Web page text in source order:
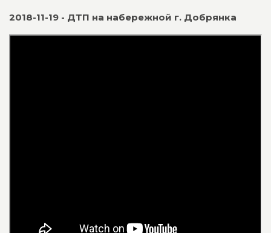
2018-11-19 - ДТП на набережной г. Добрянка